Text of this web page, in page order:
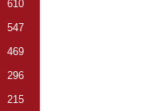
610
547
469
296
215